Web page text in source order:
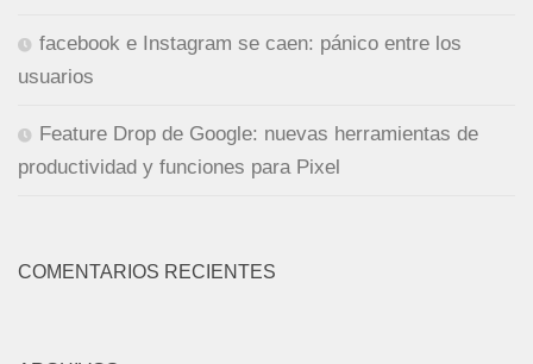
facebook e Instagram se caen: pánico entre los
usuarios
Feature Drop de Google: nuevas herramientas de
productividad y funciones para Pixel
COMENTARIOS RECIENTES